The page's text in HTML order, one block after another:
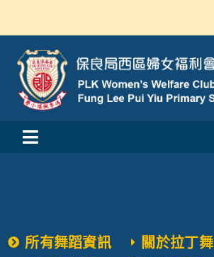
content
Toggle
學與教
所有舞蹈資訊
關於拉丁舞